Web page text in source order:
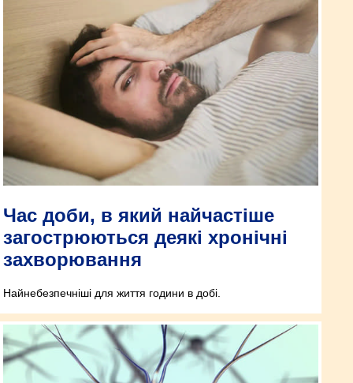
Час доби, в який найчастіше
загострюються деякі хронічні
захворювання
Найнебезпечніші для життя години в добі.